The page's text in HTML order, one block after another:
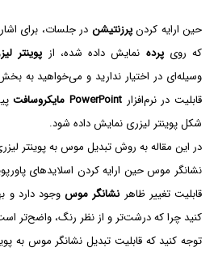
حین ارایه کردنپرزنتیشن در جلسات، برای
که رویپرده نمایش داده شده، از پوینتر
وسیله‌ای در اختیار ندارید و می‌خواهید به
قابلیت در نرم‌افزارPowerPoint مایکروسافت
شکل پوینتر لیزری نمایش داده شود.
در این مقاله به روش تبدیل موس به پوینتر
نشانگر موس حین ارایه کردن اسلایدهای
قابلیت تغییر ظاهر نشانگر موسوجود دارد و
کنید چرا که درشت‌تر و از نظر رنگ، واضح‌تر
توجه کنید که قابلیت تبدیل نشانگر موس به